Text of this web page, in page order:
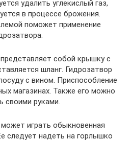
удалить углекислый газ,
в процессе брожения.
поможет применение
собой крышку с
шланг. Гидрозатвор
с вином. Приспособление
магазинах. Также его можно
своими руками.
играть обыкновенная
следует надеть на горлышко